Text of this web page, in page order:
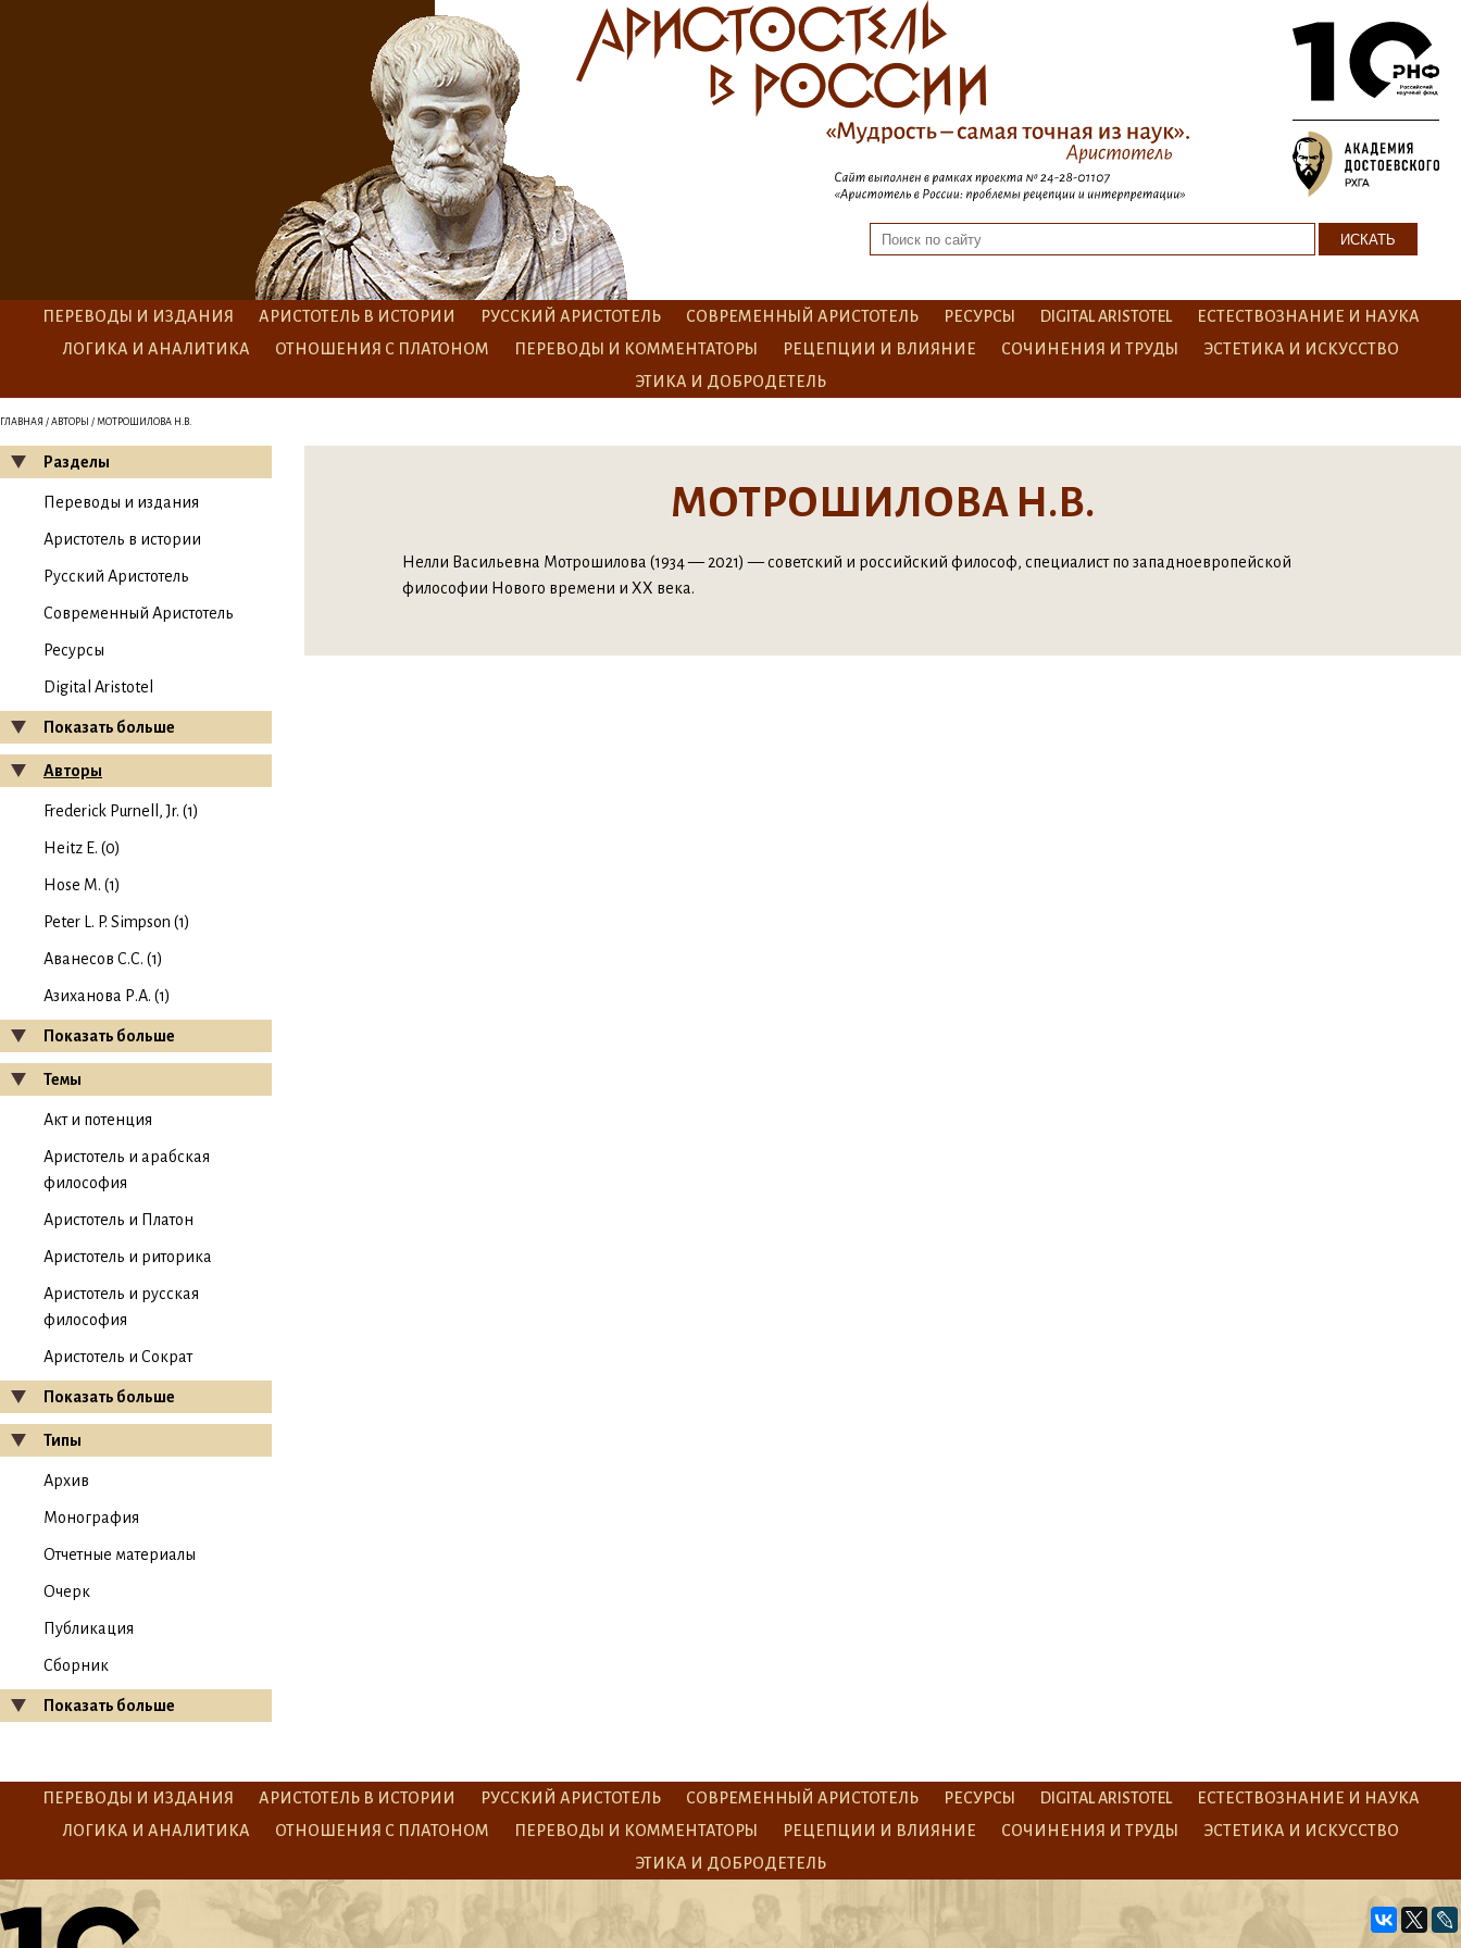
ПЕРЕВОДЫ И ИЗДАНИЯ АРИСТОТЕЛЬ В ИСТОРИИ РУССКИЙ АРИСТОТЕЛЬ СОВРЕМЕННЫЙ АРИСТОТЕЛЬ РЕСУРСЫ DIGITAL ARISTOTEL
ЕСТЕСТВОЗНАНИЕ И НАУКА
ЛОГИКА И АНАЛИТИКА
ОТНОШЕНИЯ С ПЛАТОНОМ ПЕРЕВОДЫ И КОММЕНТАТОРЫ РЕЦЕПЦИИ И ВЛИЯНИЕ СОЧИНЕНИЯ И ТРУДЫ
ЭСТЕТИКА И ИСКУССТВО
ЭТИКА И ДОБРОДЕТЕЛЬ
ГЛАВНАЯ / АВТОРЫ / МОТРОШИЛОВА Н.В.
Разделы
Переводы и издания
Аристотель в истории
Русский Аристотель
Современный Аристотель
Ресурсы
Digital Aristotel
Показать больше
Авторы
Frederick Purnell, Jr. (1)
Heitz E. (0)
Hose M. (1)
Peter L. P. Simpson (1)
Аванесов С.С. (1)
Азиханова Р.А. (1)
Показать больше
Темы
Акт и потенция
Аристотель и арабская
философия
Аристотель и Платон
Аристотель и риторика
Аристотель и русская
философия
Аристотель и Сократ
Показать больше
Типы
Архив
Монография
Отчетные материалы
Очерк
Публикация
Сборник
Показать больше
МОТРОШИЛОВА Н.В.
Нелли Васильевна Мотрошилова (1934 — 2021) — советский и российский философ, специалист по западноевропейской
философии Нового времени и XX века.
ПЕРЕВОДЫ И ИЗДАНИЯ АРИСТОТЕЛЬ В ИСТОРИИ РУССКИЙ АРИСТОТЕЛЬ СОВРЕМЕННЫЙ АРИСТОТЕЛЬ РЕСУРСЫ DIGITAL ARISTOTEL
ЕСТЕСТВОЗНАНИЕ И НАУКА
ЛОГИКА И АНАЛИТИКА
ОТНОШЕНИЯ С ПЛАТОНОМ ПЕРЕВОДЫ И КОММЕНТАТОРЫ РЕЦЕПЦИИ И ВЛИЯНИЕ СОЧИНЕНИЯ И ТРУДЫ
ЭСТЕТИКА И ИСКУССТВО
ЭТИКА И ДОБРОДЕТЕЛЬ